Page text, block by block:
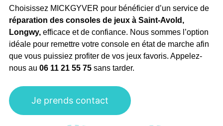
Choisissez MICKGYVER pour bénéficier d’un service de
réparation des consoles de jeux à Saint-Avold,
Longwy,efficace et de confiance. Nous sommes l’option
idéale pour remettre votre console en état de marche afin
que vous puissiez profiter de vos jeux favoris. Appelez-
nous au 06 11 21 55 75sans tarder.
Je prends contact